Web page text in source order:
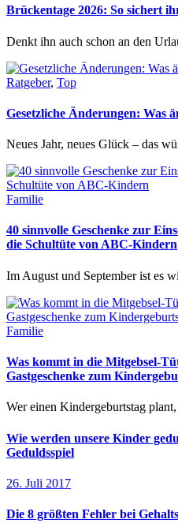
Brückentage 2026: So sichert
Denkt ihn auch schon an den
Ratgeber, Top
Gesetzliche Änderungen: Was
Neues Jahr, neues Glück – das
Familie
40 sinnvolle Geschenke zur
die Schultüte von ABC-Kindern
Im August und September ist es
Familie
Was kommt in die Mitgebsel-
Gastgeschenke zum
Wer einen Kindergeburtstag
Wie werden unsere Kinder
Geduldsspiel
26. Juli 2017
Die 8 größten Fehler bei